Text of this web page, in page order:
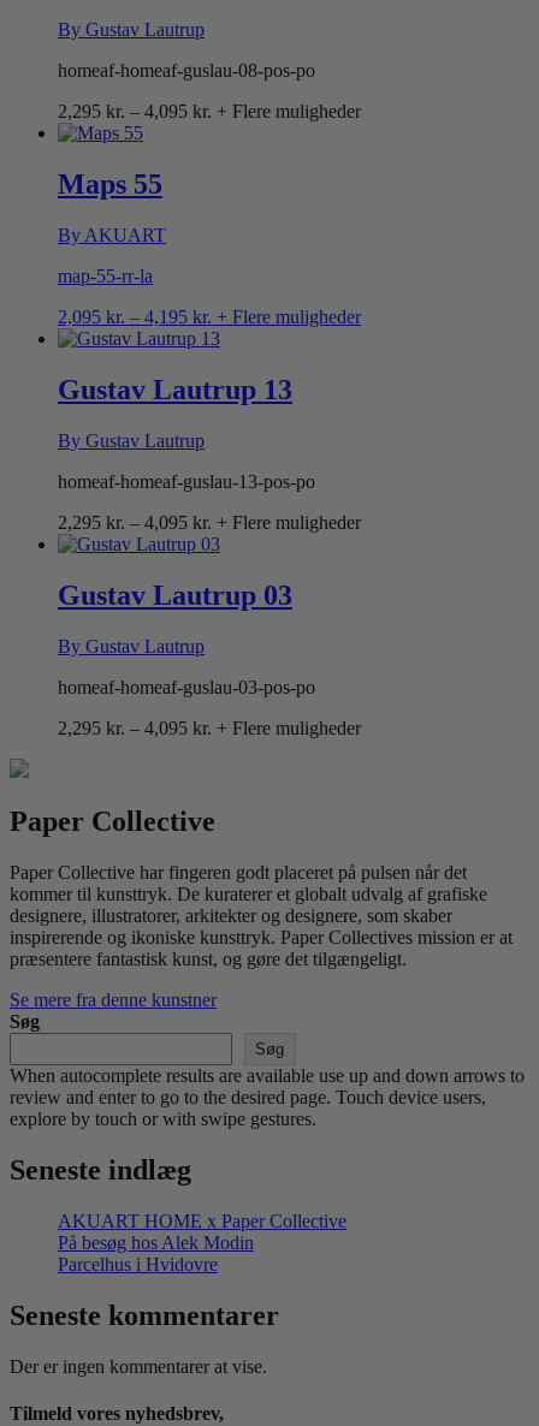
By Gustav Lautrup
homeaf-homeaf-guslau-08-pos-po
2,295 kr. – 4,095 kr. Prisinterval:
+ Flere muligheder
Maps 55
By AKUART
map-55-rr-la
2,095 kr. – 4,195 kr. Prisinterval:
2,095 kr.
4,195 kr.
+ Flere muligheder
Gustav Lautrup 13
By Gustav Lautrup
homeaf-homeaf-guslau-13-pos-po
2,295 kr. – 4,095 kr. Prisinterval:
2,295 kr.
4,095 kr.
+ Flere muligheder
Gustav Lautrup 03
By Gustav Lautrup
homeaf-homeaf-guslau-03-pos-po
2,295 kr. – 4,095 kr. Prisinterval:
+ Flere muligheder
Paper Collective
Paper Collective har fingeren godt placeret på pulsen når det
kommer til kunsttryk. De kuraterer et globalt udvalg af grafiske
designere, illustratorer, arkitekter og designere, som skaber
inspirerende og ikoniske kunsttryk. Paper Collectives mission er at
præsentere fantastisk kunst, og gøre det tilgængeligt.
Se mere fra denne kunstner
Søg
Søg
When autocomplete results are available use up and down arrows to
review and enter to go to the desired page. Touch device users,
explore by touch or with swipe gestures.
Seneste indlæg
AKUART HOME x Paper Collective
På besøg hos Alek Modin
Parcelhus i Hvidovre
Seneste kommentarer
Der er ingen kommentarer at vise.
Tilmeld vores nyhedsbrev,